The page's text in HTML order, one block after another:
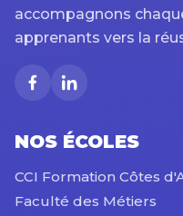
accompagnons
apprenants vers la
NOS ÉCOLES
CCI Formation Côtes
Faculté des Métiers